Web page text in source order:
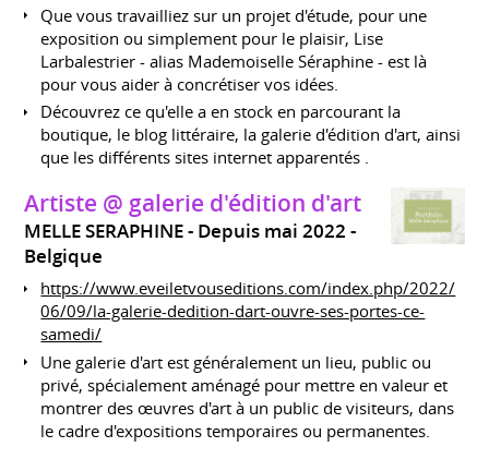
Que vous travailliez sur un projet d'étude, pour une
exposition ou simplement pour le plaisir, Lise
Larbalestrier - alias Mademoiselle Séraphine - est là
pour vous aider à concrétiser vos idées.
Découvrez ce qu'elle a en stock en parcourant la
boutique, le blog littéraire, la galerie d'édition d'art, ainsi
que les différents sites internet apparentés .
Artiste @ galerie d'édition d'art
MELLE SERAPHINE
Depuis mai 2022
Belgique
https://www.eveiletvouseditions.com/index.php/2022/
06/09/la-galerie-dedition-dart-ouvre-ses-portes-ce-
samedi/
Une galerie d'art est généralement un lieu, public ou
privé, spécialement aménagé pour mettre en valeur et
montrer des œuvres d'art à un public de visiteurs, dans
le cadre d'expositions temporaires ou permanentes.